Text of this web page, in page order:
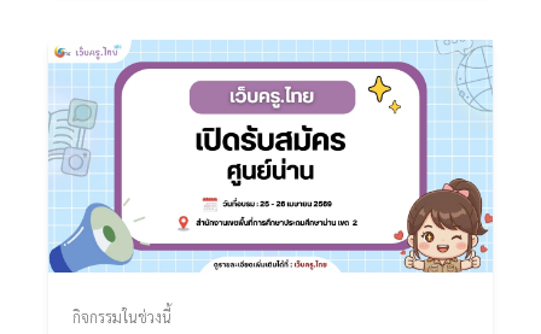
กิจกรรมในช่วงนี้